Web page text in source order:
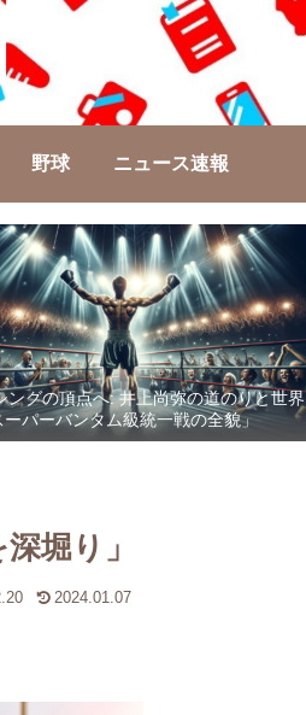
野球 ニュース速報
ングの頂点へ: 井上尚弥の道のりと世界
ーパーバンタム級統一戦の全貌」
堀り」
2024.01.07